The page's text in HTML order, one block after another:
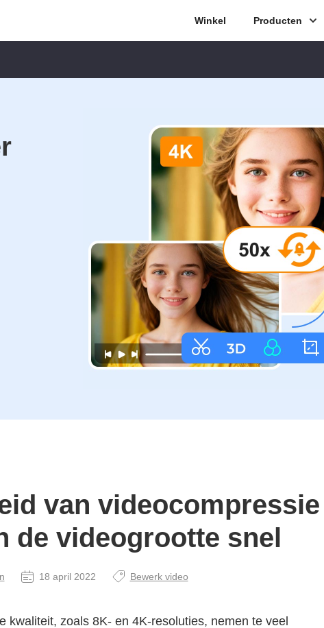
Winkel Producten
van videocompressie
de videogrootte snel
18 april 2022 Bewerk video
kwaliteit, zoals 8K- en 4K-resoluties, nemen te veel